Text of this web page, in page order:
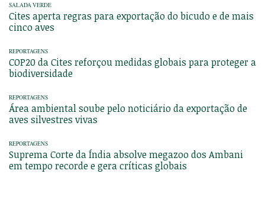
SALADA VERDE
Cites aperta regras para exportação do bicudo e de mais
cinco aves
REPORTAGENS
COP20 da Cites reforçou medidas globais para proteger a
biodiversidade
REPORTAGENS
Área ambiental soube pelo noticiário da exportação de
aves silvestres vivas
REPORTAGENS
Suprema Corte da Índia absolve megazoo dos Ambani
em tempo recorde e gera críticas globais